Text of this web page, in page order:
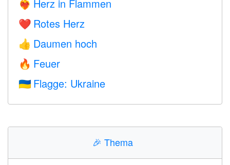
❤️‍🔥 Herz in Flammen
❤️ Rotes Herz
👍 Daumen hoch
🔥 Feuer
🇺🇦 Flagge: Ukraine
🎉 Thema